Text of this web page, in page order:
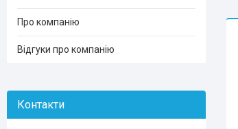
Про компанію
Відгуки про компанію